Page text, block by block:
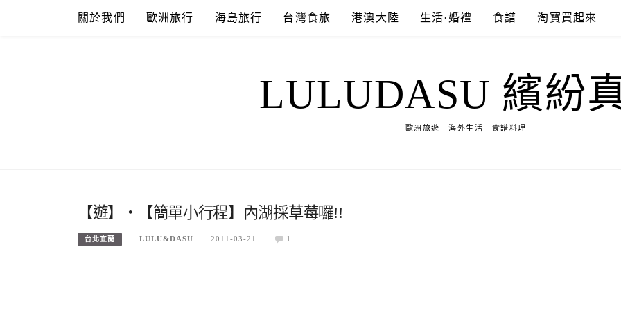
關於我們 歐洲旅行 海島旅行 台灣食旅 港澳大陸 生活·婚禮 食譜 淘寶買起來
LULUDASU 繽紛
歐洲旅遊｜海外生活｜食譜料理
【遊】‧【簡單小行程】內湖採草莓囉!!
台北宜蘭 LULU&DASU 2011-03-21 1